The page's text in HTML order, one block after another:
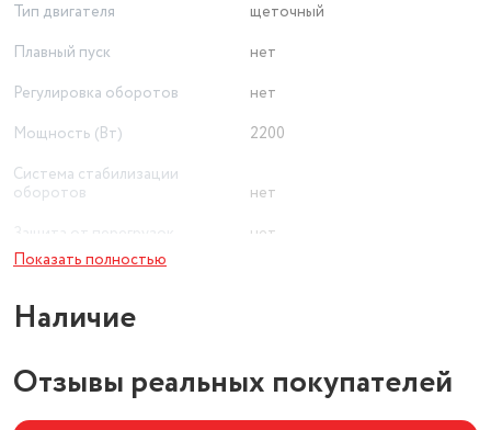
Тип двигателя
щеточный
Плавный пуск
нет
Регулировка оборотов
нет
Мощность (Вт)
2200
Система стабилизации
оборотов
нет
нет
Показать полностью
Наличие
Отзывы реальных покупателей